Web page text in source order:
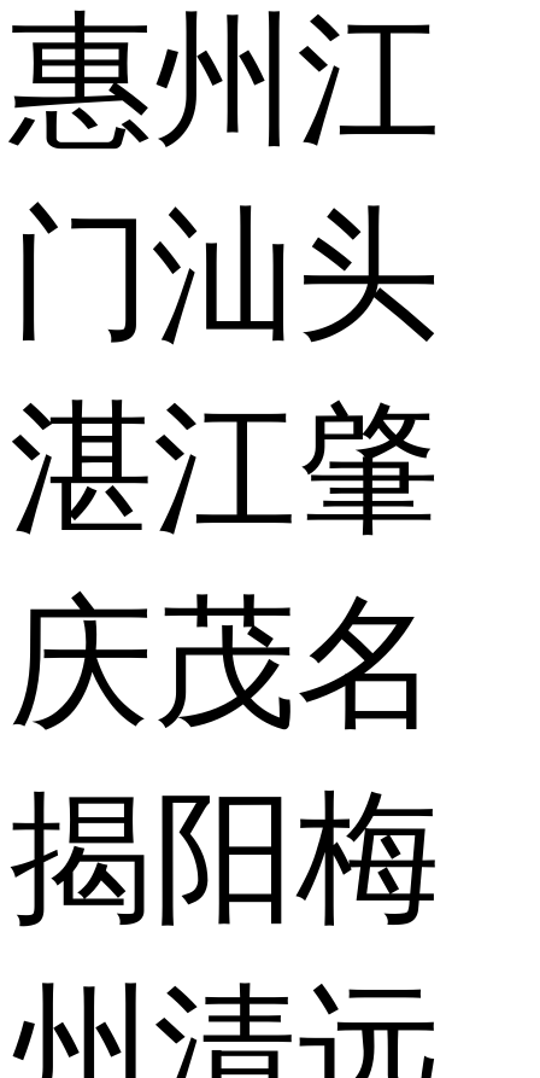
惠州 江
门汕头
湛江肇
庆茂名
揭阳梅